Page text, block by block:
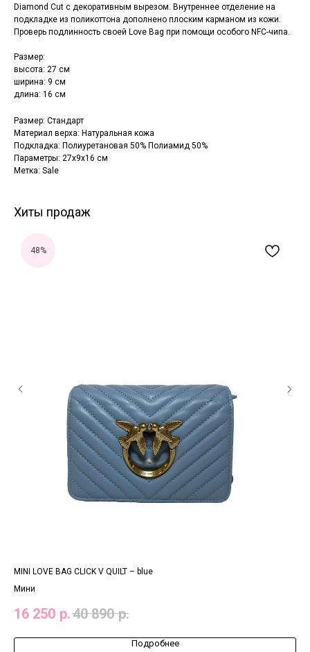
Diamond Cut с декоративным вырезом. Внутреннее отделение на
подкладке из поликоттона дополнено плоским карманом из кожи.
Проверь подлинность своей Love Bag при помощи особого NFC-чипа.
Размер:
высота: 27 см
ширина: 9 см
длина: 16 см
Размер: Стандарт
Материал верха: Натуральная кожа
Подкладка: Полиуретановая 50% Полиамид 50%
Параметры: 27x9x16 см
Метка: Sale
Хиты продаж
48%
MINI LOVE BAG CLICK V QUILT – blue
Мини
16 250 р.40 890 р.
Подробнее